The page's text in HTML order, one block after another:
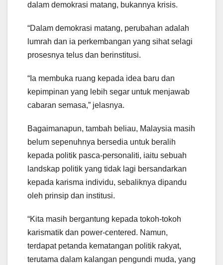
dalam demokrasi matang, bukannya krisis.
“Dalam demokrasi matang, perubahan adalah
lumrah dan ia perkembangan yang sihat selagi
prosesnya telus dan berinstitusi.
“Ia membuka ruang kepada idea baru dan
kepimpinan yang lebih segar untuk menjawab
cabaran semasa,” jelasnya.
Bagaimanapun, tambah beliau, Malaysia masih
belum sepenuhnya bersedia untuk beralih
kepada politik pasca-personaliti, iaitu sebuah
landskap politik yang tidak lagi bersandarkan
kepada karisma individu, sebaliknya dipandu
oleh prinsip dan institusi.
“Kita masih bergantung kepada tokoh-tokoh
karismatik dan power-centered. Namun,
terdapat petanda kematangan politik rakyat,
terutama dalam kalangan pengundi muda, yang